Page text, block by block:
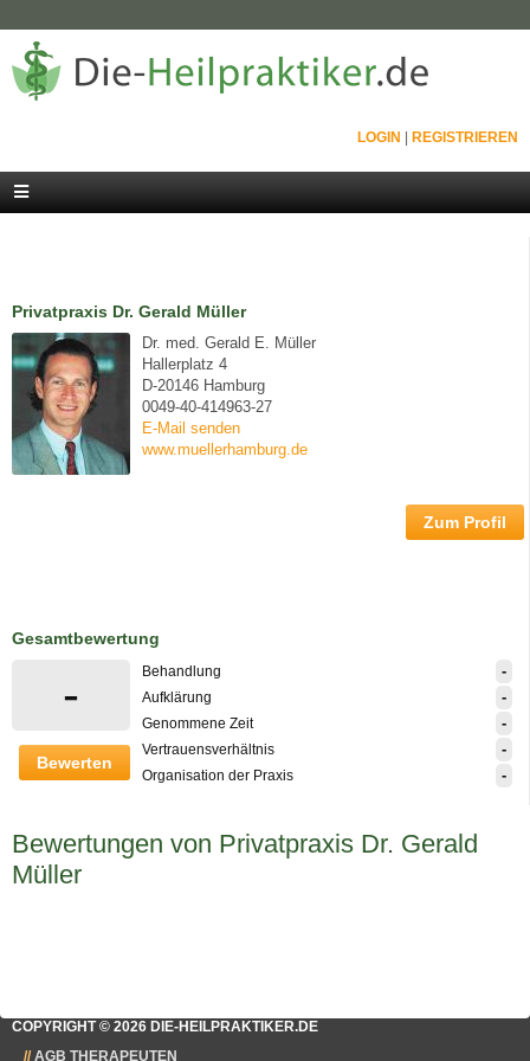
LOGIN REGISTRIEREN
Privatpraxis Dr. Gerald Müller
Dr. med. Gerald E. Müller
Hallerplatz 4
D-20146 Hamburg
0049-40-414963-27
E-Mail senden
www.muellerhamburg.de
Zum Profil
Gesamtbewertung
-
Bewerten
Behandlung -
Aufklärung -
Genommene Zeit -
Vertrauensverhältnis -
Organisation der Praxis -
Bewertungen von Privatpraxis Dr. Gerald
Müller
COPYRIGHT © 2026 DIE-HEILPRAKTIKER.DE
AGB THERAPEUTEN